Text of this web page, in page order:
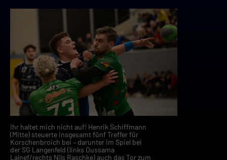
Ihr haltet mich nicht auf! Henrik Schiffmann
(Mitte) steuerte insgesamt fünf Treffer für
Korschenbroich bei – darunter im Spiel bei
der SG Langenfeld (links Oussama
Lajnef/rechts Nils Raschke) auch das Tor zum